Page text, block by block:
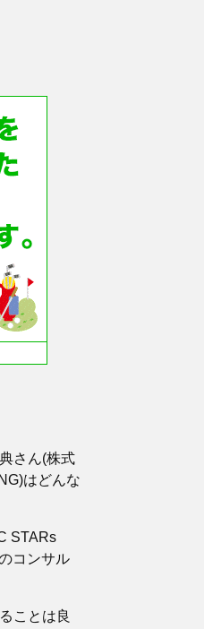
さん(株式
はどんな
STARs
コンサル
ことは良